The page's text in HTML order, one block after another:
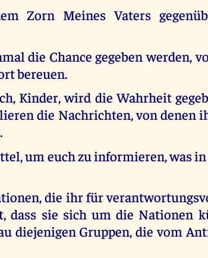
Zorn Meines Vaters
die Chance gegeben werden,
bereuen.
Kinder, wird die Wahrheit
die Nachrichten, von denen
um euch zu informieren, was
die ihr für
dass sie sich um die Nationen
diejenigen Gruppen, die vom